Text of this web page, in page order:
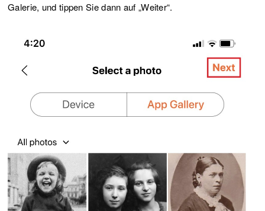
Galerie, und tippen Sie dann auf „Weiter“.